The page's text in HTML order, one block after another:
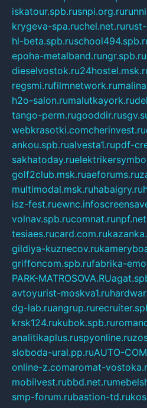
iskatour.spb.rusnpi.org.ru
krygeva-spa.ruchel.net.ru
hl-beta.spb.ru
epoha-metalband.rungr.spb.ru
dieselvostok.ru
regsmi.rufilmnetwork.ru
h2o-salon.rumalutkayork.ru
tango-perm.rugooddir.ru
webkrasotki.comcherinvest.ru
ankou.spb.rualvesta1.rupdf-
sakhatoday.ru
golf2club.msk.ruaeforums.ru
multimodal.msk.ruhabaigry.ru
isz-fest.ruewnc.info
volnav.spb.rucomnat.ru
tesiaes.rucard.com.ru
gildiya-kuznecov.ru
griffoncom.spb.rufabrika-
PARK-MATROSOVA.RU
avtoyurist-moskva1.ru
dg-lab.ruangrup.ru
krsk124.rukubok.spb.ru
analitikaplus.ruspyonline.ru
sloboda-ural.pp.ruAUTO-
online-z.comaromat-
mobilvest.rubbd.net.ru
smp-forum.rubastion-td.ru